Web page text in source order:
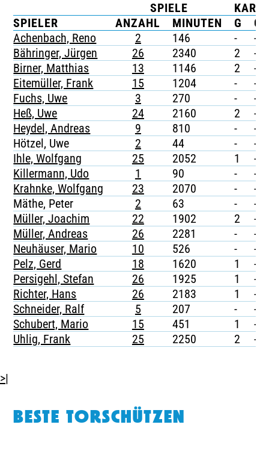
TICKETING
SPIELE
SPIELER
ANZAHL MINUTEN G
G/
Achenbach, Reno
2 146 -
-
Bähringer, Jürgen
26 2340 2
-
Birner, Matthias
13 1146 2
-
Eitemüller, Frank
15 1204 -
-
Fuchs, Uwe
3 270 -
-
Heß, Uwe
24 2160 2
-
Heydel, Andreas
9 810 -
-
Hötzel, Uwe
2 44 -
-
Ihle, Wolfgang
25 2052 1
-
Killermann, Udo
1 90 -
-
Krahnke, Wolfgang
23 2070 -
-
Mäthe, Peter
2 63 -
-
Müller, Joachim
22 1902 2
-
Müller, Andreas
26 2281 -
-
Neuhäuser, Mario
10 526 -
-
Pelz, Gerd
18 1620 1
-
Persigehl, Stefan
26 1925 1
-
Richter, Hans
26 2183 1
-
Schneider, Ralf
5 207 -
-
Schubert, Mario
15 451 1
-
Uhlig, Frank
25 2250 2 -
>|
BESTE TORSCHÜTZEN